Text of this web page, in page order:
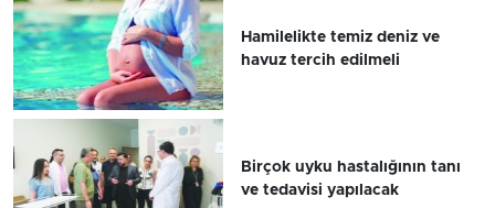
Hamilelikte temiz deniz ve
havuz tercih edilmeli
Birçok uyku hastalığının tanı
ve tedavisi yapılacak